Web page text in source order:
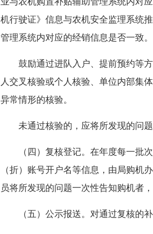
机行驶证》信息与农机安全监理系统
管理系统内对应的经销信息是否一致。
鼓励通过进队入户、提前预约等
人交叉核验或个人核验、单位内部集
异常情形的核验。
未通过核验的，应将所发现的问
（四）复核登记。在年度每一批
（折）账号开户名等信息，由局购机
员将所发现的问题一次性告知购机者
（五）公示报送。对通过复核的